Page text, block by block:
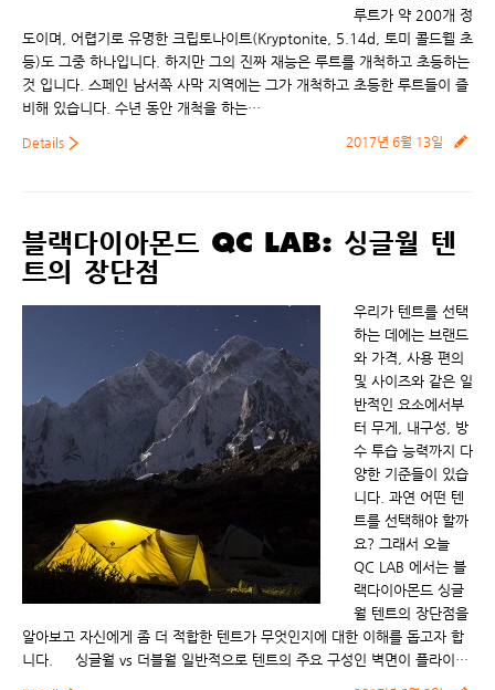
루트가 약 200개 정
도이며, 어렵기로 유명한 크립토나이트(Kryptonite, 5.14d, 토미 콜드웰 초
등)도 그중 하나입니다. 하지만 그의 진짜 재능은 루트를 개척하고 초등하는
것 입니다. 스페인 남서쪽 사막 지역에는 그가 개척하고 초등한 루트들이 즐
비해 있습니다. 수년 동안 개척을 하는…
2017년 6월 13일
Details
블랙다이아몬드 QC LAB: 싱글월 텐
트의 장단점
우리가 텐트를 선택
하는 데에는 브랜드
와 가격, 사용 편의
및 사이즈와 같은 일
반적인 요소에서부
터 무게, 내구성, 방
수 투습 능력까지 다
양한 기준들이 있습
니다. 과연 어떤 텐
트를 선택해야 할까
요? 그래서 오늘
QC LAB 에서는 블
랙다이아몬드 싱글
월 텐트의 장단점을
알아보고 자신에게 좀 더 적합한 텐트가 무엇인지에 대한 이해를 돕고자 합
니다. 싱글월 vs 더블월 일반적으로 텐트의 주요 구성인 벽면이 플라이…